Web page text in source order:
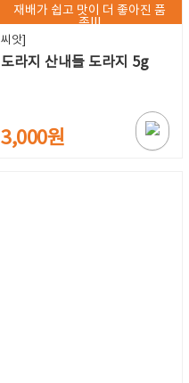
재배가 쉽고 맛이 더 좋아진 품
종!!!
씨앗]
도라지 산내들 도라지 5g
3,000원